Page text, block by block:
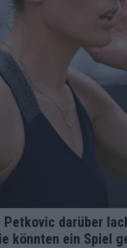
Petkovic darüber
könnten ein Spiel